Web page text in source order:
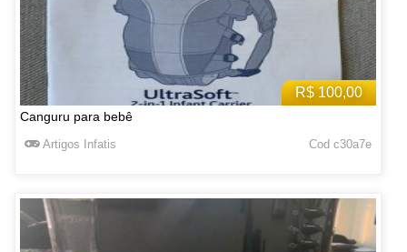
R$ 100,00
Canguru para bebê
Artigos Infatis Cod c30a7e